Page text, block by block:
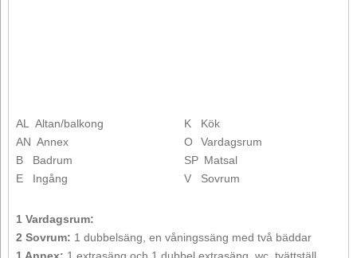
AL
Altan/balkong
AN Annex
B
Badrum
E
Ingång
K
Kök
O
Vardagsrum
SP Matsal
V
Sovrum
1 Vardagsrum:
2 Sovrum: 1 dubbelsäng, en våningssäng med två bäddar
1 Annex: 1 extrasäng och 1 dubbel extrasäng, wc, tvättställ,